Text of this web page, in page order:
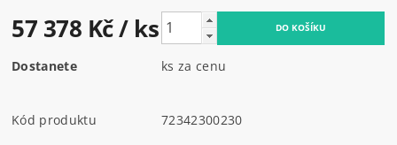
57 378 Kč/ ks
Dostanete ks za cenu
Kód produktu
72342300230